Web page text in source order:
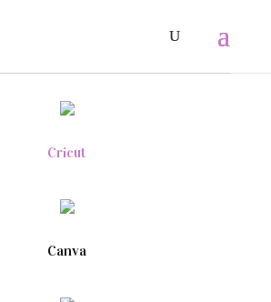
Cricut
Canva